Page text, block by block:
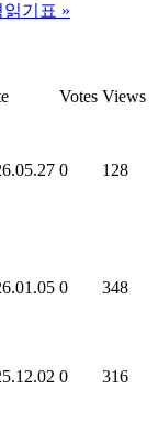
기표 »
Votes Views
0 128
0 348
0 316